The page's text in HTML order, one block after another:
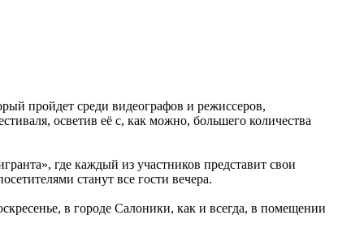
пройдет среди видеографов и режиссеров,
осветив её с, как можно, большего количества
где каждый из участников представит свои
станут все гости вечера.
в городе Салоники, как и всегда, в помещении